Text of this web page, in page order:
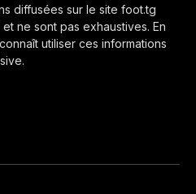
diffusées sur le site foot.tg
ne sont pas exhaustives. En
utiliser ces informations